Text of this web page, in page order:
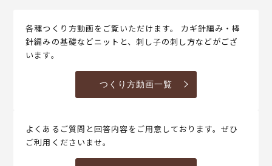
各種つくり方動画をご覧いただけます。 カギ針編み・棒
針編みの基礎などニットと、刺し子の刺し方などがござ
います。
つくり方動画一覧
よくあるご質問と回答内容をご用意しております。ぜひ
ご利用くださいませ。